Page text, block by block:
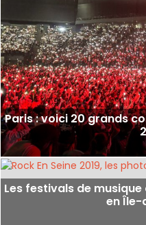
Paris : voici 20 grands
Les festivals de
en Île-